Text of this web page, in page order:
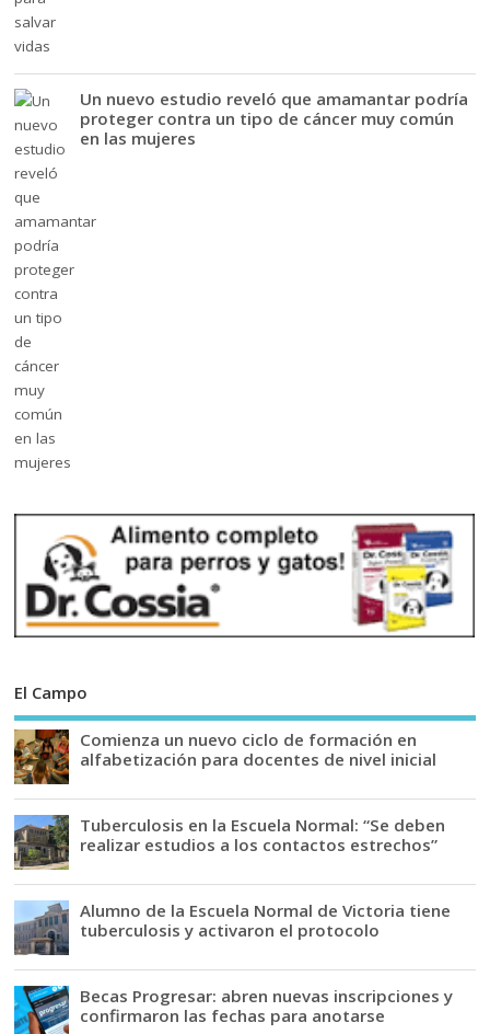
Un nuevo estudio reveló que amamantar podría
proteger contra un tipo de cáncer muy común
en las mujeres
El Campo
Comienza un nuevo ciclo de formación en
alfabetización para docentes de nivel inicial
Tuberculosis en la Escuela Normal: “Se deben
realizar estudios a los contactos estrechos”
Alumno de la Escuela Normal de Victoria tiene
tuberculosis y activaron el protocolo
Becas Progresar: abren nuevas inscripciones y
confirmaron las fechas para anotarse